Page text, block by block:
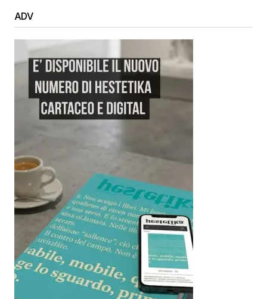
ADV